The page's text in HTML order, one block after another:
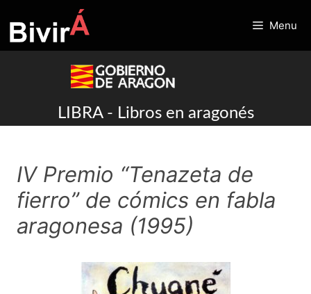
to
content
Menu
LIBRA - Libros en aragonés
IV Premio “Tenazeta de
fierro” de cómics en fabla
aragonesa (1995)